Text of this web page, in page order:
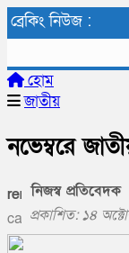
ব্রেকিং নিউজ :
হোম
জাতীয়
নভেম্বরে
নিজস্ব প্রতিবেদক
প্রকাশিত: ১৪